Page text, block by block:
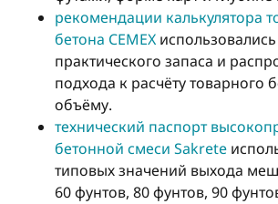
рекомендации калькулятора
бетона CEMEX
практического запаса и
подхода к расчёту товарного
объёму.
технический паспорт
бетонной смеси Sakrete
типовых значений выхода
60 фунтов, 80 фунтов, 90